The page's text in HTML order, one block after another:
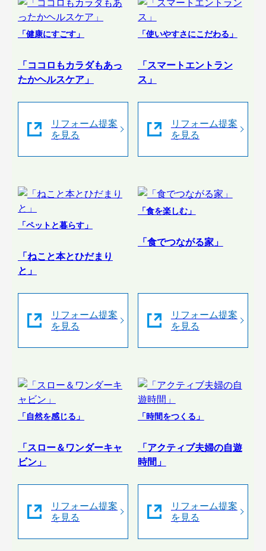
「健康にすごす」
「ココロもカラダもあっ
たかヘルスケア」
リフォーム提案
を見る
「使いやすさにこだわる」
「スマートエントラン
ス」
リフォーム提案
を見る
「ペットと暮らす」
「ねこと本とひだまり
と」
リフォーム提案
を見る
「食を楽しむ」
「食でつながる家」
リフォーム提案
を見る
「自然を感じる」
「スロー＆ワンダーキャ
ビン」
リフォーム提案
を見る
「時間をつくる」
「アクティブ夫婦の自遊
時間」
リフォーム提案
を見る